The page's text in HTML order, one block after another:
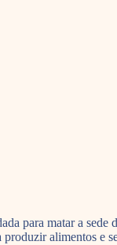
para matar a sede
alimentos e